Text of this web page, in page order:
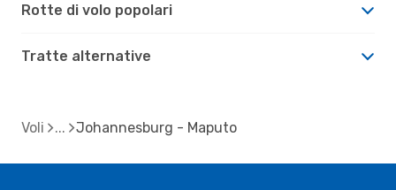
Rotte di volo popolari
Tratte alternative
Voli Johannesburg - Maputo